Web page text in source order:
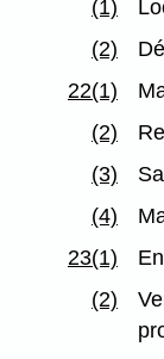
(1)
(2)
22(1)
(2)
(3)
(4)
23(1)
(2)